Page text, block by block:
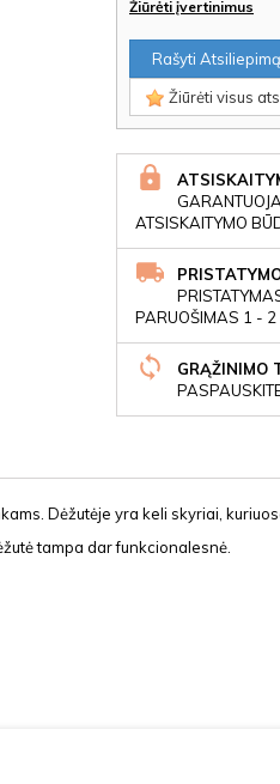
Žiūrėti įvertinimus
Rašyti Atsiliepimą
Žiūrėti visus
ATSISKAITYMO
PARUOŠIMAS 1 - 2
GRĄŽINIMO
Dėžutėje yra keli skyriai,
tampa dar funkcionalesnė.